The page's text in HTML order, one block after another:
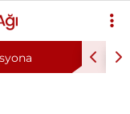
10 bini aşkın hasta